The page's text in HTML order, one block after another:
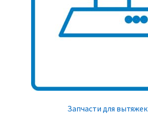
Запчасти для вытяжек